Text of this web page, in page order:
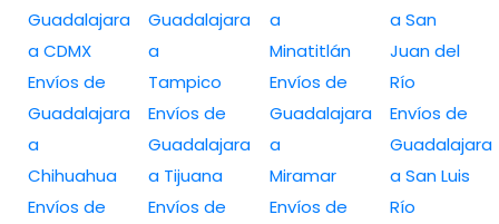
Guadalajara
a CDMX
Envíos de
Guadalajara
a
Chihuahua
Envíos de
Guadalajara
a
Tampico
Envíos de
Guadalajara
a Tijuana
Envíos de
a
Minatitlán
Envíos de
Guadalajara
a
Miramar
Envíos de
a San
Juan del
Río
Envíos de
Guadalajara
a San Luis
Río